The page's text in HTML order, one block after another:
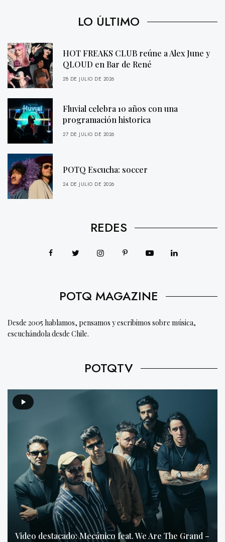
LO ÚLTIMO
HOT FREAKS CLUB reúne a Alex June y
QLOUD en Bar de René
28 DE JULIO DE 2026
Fluvial celebra 10 años con una
programación historica
27 DE JULIO DE 2026
POTQ Escucha: soccer
24 DE JULIO DE 2026
REDES
POTQ MAGAZINE
Desde 2005 hablamos, pensamos y escribimos sobre música,
escuchándola desde Chile.
POTQTV
Video destacado: Mecánico feat. We Are The Grand –